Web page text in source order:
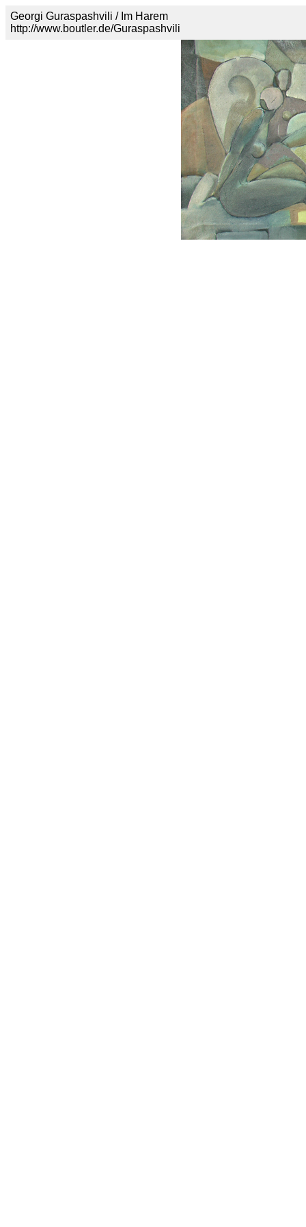
Georgi Guraspashvili / Im Harem
http://www.boutler.de/Guraspashvili